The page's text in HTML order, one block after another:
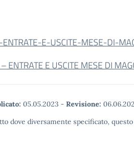
E-USCITE-MESE-DI-
ENTRATE E USCITE MESE DI
05.05.2023 - Revisione:
dove diversamente specificato,